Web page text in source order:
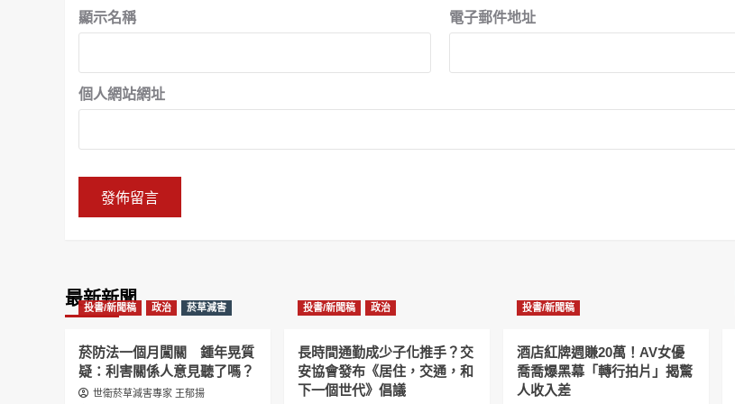
顯示名稱 電子郵件地址
個人網站網址
最新新聞
投書/新聞稿 政治 菸草減害
菸防法一個月闖關 鍾年晃質
疑：利害關係人意見聽了嗎？
世衛菸草減害專家 王郁揚
投書/新聞稿 政治
長時間通勤成少子化推手？交
安協會發布《居住，交通，和
下一個世代》倡議
投書/新聞稿
酒店紅牌週賺20萬！AV女優
喬喬爆黑幕「轉行拍片」揭驚
人收入差